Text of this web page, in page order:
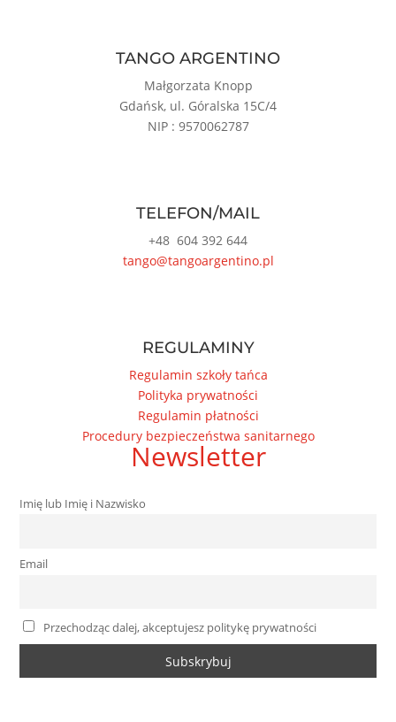
TANGO ARGENTINO
Małgorzata Knopp
Gdańsk, ul. Góralska 15C/4
NIP : 9570062787
TELEFON/MAIL
+48 604 392 644
tango@tangoargentino.pl
REGULAMINY
Regulamin szkoły tańca
Polityka prywatności
Regulamin płatności
Procedury bezpieczeństwa sanitarnego
Newsletter
Imię lub Imię i Nazwisko
Email
Przechodząc dalej, akceptujesz politykę prywatności